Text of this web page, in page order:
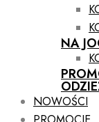
NA
NOWOŚCI